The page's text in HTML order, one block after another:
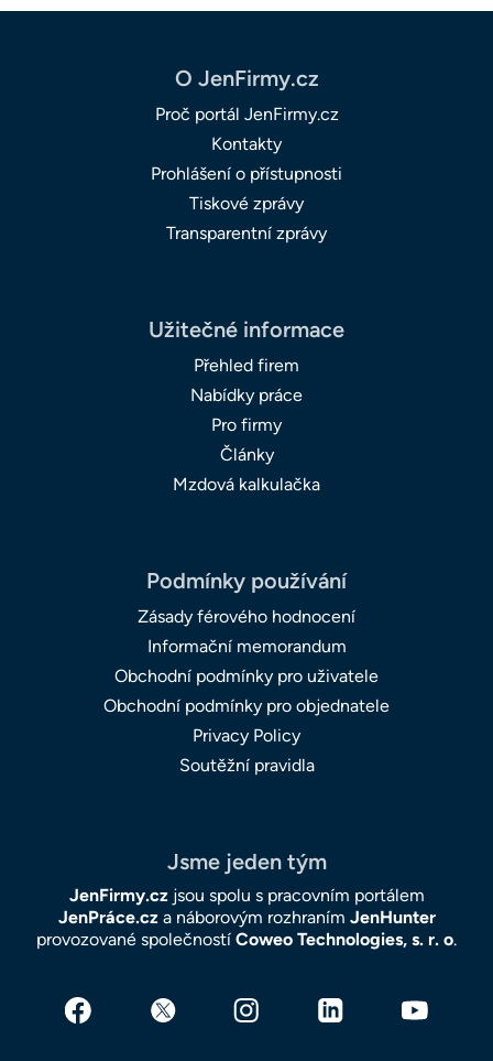
O JenFirmy.cz
Proč portál JenFirmy.cz
Kontakty
Prohlášení o přístupnosti
Tiskové zprávy
Transparentní zprávy
Užitečné informace
Přehled firem
Nabídky práce
Pro firmy
Články
Mzdová kalkulačka
Podmínky používání
Zásady férového hodnocení
Informační memorandum
Obchodní podmínky pro uživatele
Obchodní podmínky pro objednatele
Privacy Policy
Soutěžní pravidla
Jsme jeden tým
JenFirmy.czjsou spolu s pracovním portálem
JenPráce.cza náborovým rozhraním JenHunter
provozované společností Coweo Technologies, s. r. o.